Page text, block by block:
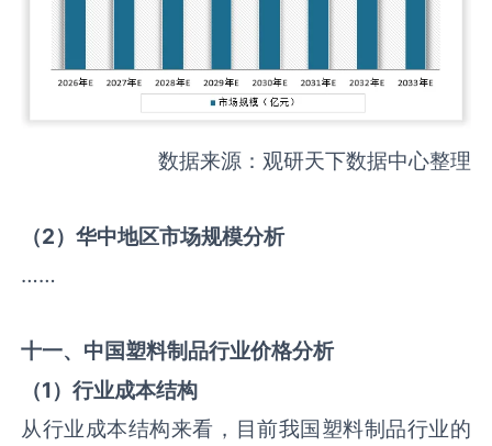
数据来源：观研天下数据中心整理
（2）华中地区市场规模分析
……
十一、中国塑料制品行业价格分析
（1）行业成本结构
从行业成本结构来看，目前我国塑料制品行业的